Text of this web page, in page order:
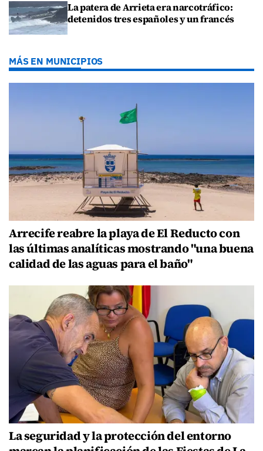
La patera de Arrieta era narcotráfico:
detenidos tres españoles y un francés
MÁS EN MUNICIPIOS
Arrecife reabre la playa de El Reducto con
las últimas analíticas mostrando "una buena
calidad de las aguas para el baño"
La seguridad y la protección del entorno